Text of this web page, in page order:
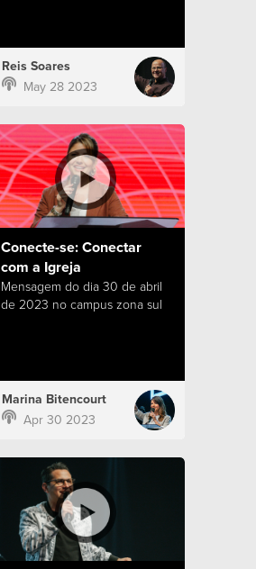
Reis Soares
May 28 2023
Conecte-se: Conectar
com a Igreja
Mensagem do dia 30 de abril
de 2023 no campus zona sul
Marina Bitencourt
Apr 30 2023